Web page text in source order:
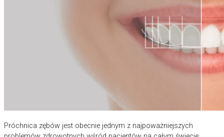
Próchnica zębów jest obecnie jednym z najpoważniejszych